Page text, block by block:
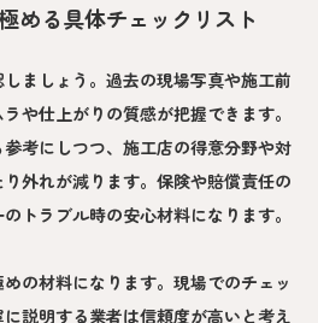
める具体チェックリスト
ましょう。過去の現場写真や施工前
や仕上がりの質感が把握できます。
考にしつつ、施工店の得意分野や対
外れが減ります。保険や賠償責任の
トラブル時の安心材料になります。
の材料になります。現場でのチェッ
説明する業者は信頼度が高いと考え